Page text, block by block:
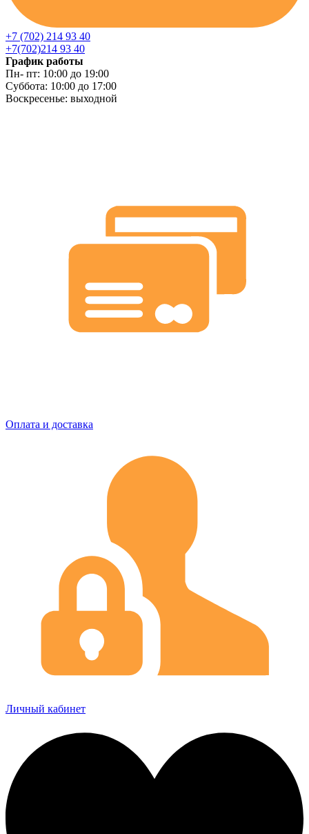
+7 (702) 214 93 40
+7(702)214 93 40
График работы
Пн- пт: 10:00 до 19:00
Суббота: 10:00 до 17:00
Воскресенье: выходной
Оплата и доставка
Личный кабинет